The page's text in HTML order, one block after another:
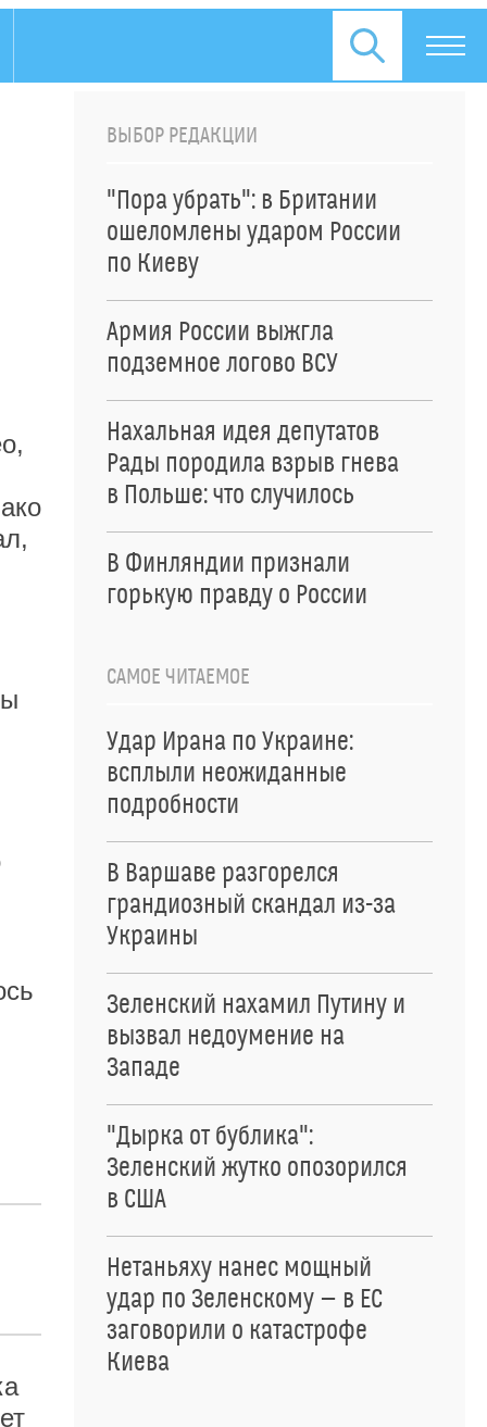
ВЫБОР РЕДАКЦИИ
"Пора убрать": в Британии
ошеломлены ударом России
по Киеву
Армия России выжгла
подземное логово ВСУ
Нахальная идея депутатов
Рады породила взрыв гнева
в Польше: что случилось
В Финляндии признали
горькую правду о России
САМОЕ ЧИТАЕМОЕ
Удар Ирана по Украине:
всплыли неожиданные
подробности
В Варшаве разгорелся
грандиозный скандал из-за
Украины
Зеленский нахамил Путину и
вызвал недоумение на
Западе
"Дырка от бублика":
Зеленский жутко опозорился
в США
Нетаньяху нанес мощный
удар по Зеленскому — в ЕС
заговорили о катастрофе
Киева